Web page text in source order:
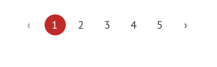
‹ 1 2 3 4 5 ›